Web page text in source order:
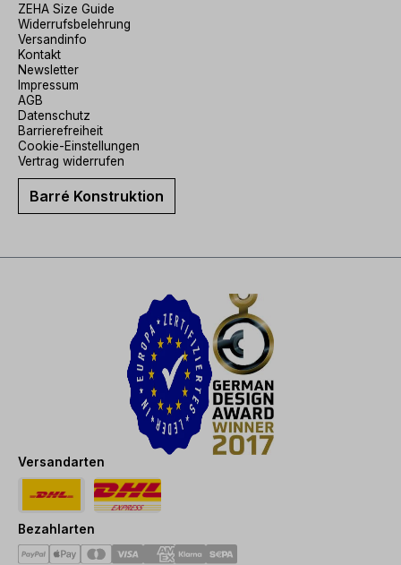
ZEHA Size Guide
Widerrufsbelehrung
Versandinfo
Kontakt
Newsletter
Impressum
AGB
Datenschutz
Barrierefreiheit
Cookie-Einstellungen
Vertrag widerrufen
Barré Konstruktion
Versandarten
Bezahlarten